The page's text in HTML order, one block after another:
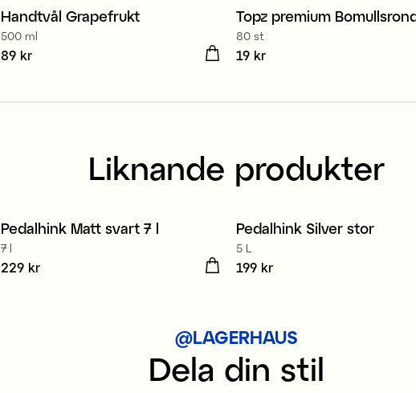
2 för 139 kr
Handtvål Grapefrukt
500 ml
Pris:
89 kr
Topz premium
80 st
Pris:
19 kr
Liknande produkter
Pedalhink Matt svart 7 l
7 l
Pris :229 kr
229 kr
Pedalhink Silver stor
5 L
Pris :199 kr
199 kr
@LAGERHAUS
Dela din stil